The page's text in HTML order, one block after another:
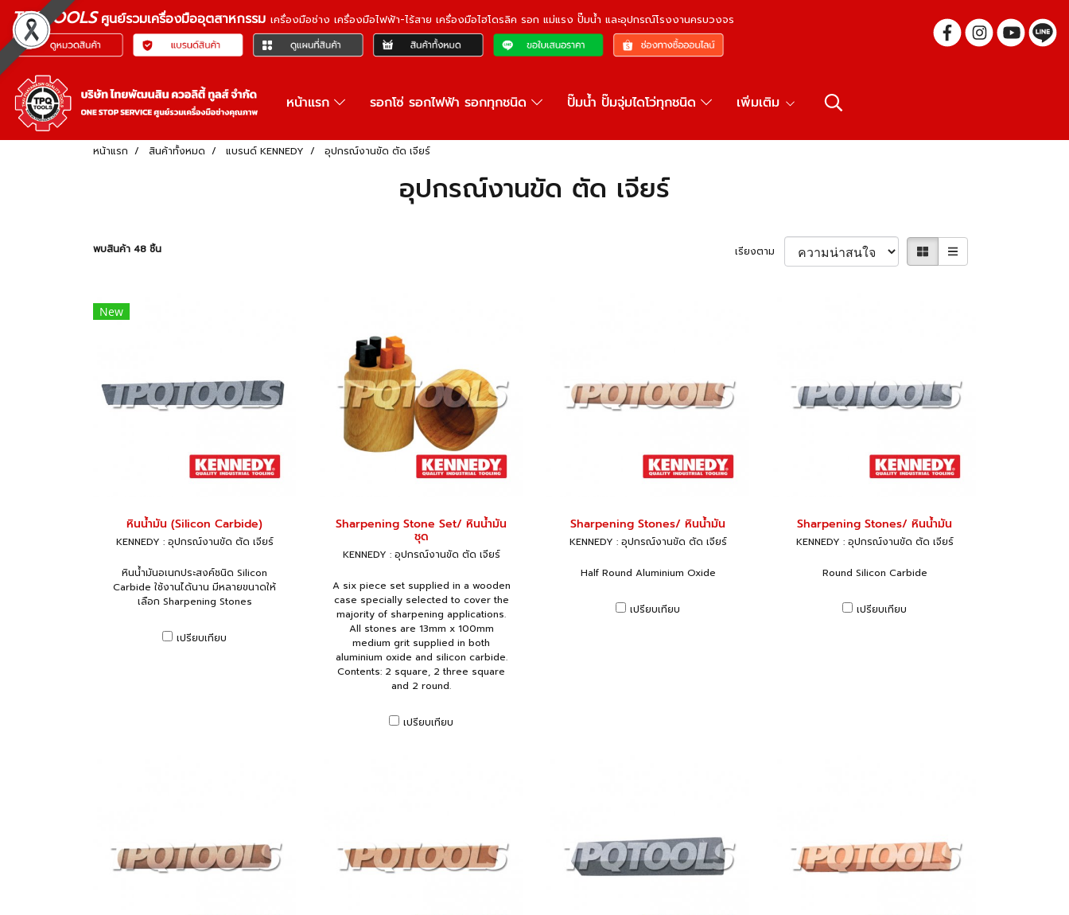
TPQTOOLSศูนย์รวมเครื่องมืออุตสาหกรรม เครื่องมือช่าง เครื่องมือไฟฟ้า-ไร้สาย เครื่องมือไฮโดรลิค รอก แม่แรง ปั๊มน้ำ และอุปกรณ์โรงงานครบวงจร
หน้าแรก รอกโซ่ รอกไฟฟ้า รอกทุกชนิด ปั๊มน้ำ ปั๊มจุ่มไดโว่ทุกชนิด เพิ่มเติม
หน้าแรก สินค้าทั้งหมด แบรนด์ KENNEDY อุปกรณ์งานขัด ตัด เจียร์
อุปกรณ์งานขัด ตัด เจียร์
พบสินค้า 48 ชิ้น เรียงตาม
New
หินน้ำมัน (Silicon Carbide)
KENNEDY : อุปกรณ์งานขัด ตัด เจียร์
หินน้ำมันอเนกประสงค์ชนิด Silicon
Carbide ใช้งานได้นาน มีหลายขนาดให้
เลือก Sharpening Stones
เปรียบเทียบ
Sharpening Stone Set/ หินน้ำมัน
ชุด
KENNEDY : อุปกรณ์งานขัด ตัด เจียร์
A six piece set supplied in a wooden
case specially selected to cover the
majority of sharpening applications.
All stones are 13mm x 100mm
medium grit supplied in both
aluminium oxide and silicon carbide.
Contents: 2 square, 2 three square
and 2 round.
เปรียบเทียบ
Sharpening Stones/ หินน้ำมัน
KENNEDY : อุปกรณ์งานขัด ตัด เจียร์
Half Round Aluminium Oxide
เปรียบเทียบ
Sharpening Stones/ หินน้ำมัน
KENNEDY : อุปกรณ์งานขัด ตัด เจียร์
Round Silicon Carbide
เปรียบเทียบ